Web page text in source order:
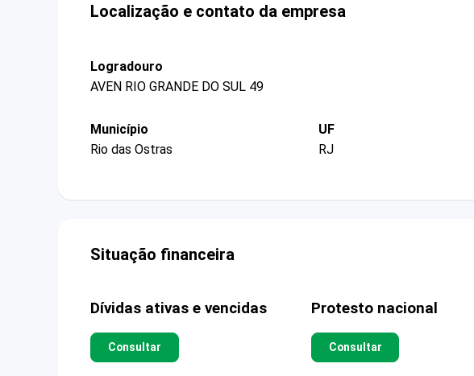
Localização e contato da empresa
Logradouro
AVEN RIO GRANDE DO SUL 49
Município
Rio das Ostras
UF
RJ
Situação financeira
Dívidas ativas e vencidas
Consultar
Protesto nacional
Consultar